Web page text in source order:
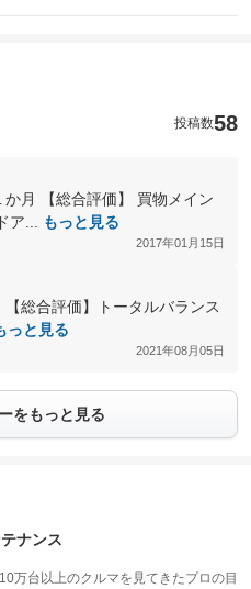
投稿数58
か月 【総合評価】 買物メイン
ア...
もっと見る
2017年01月15日
【総合評価】トータルバランス
っと見る
2021年08月05日
をもっと見る
ナンス
万台以上のクルマを見てきたプロの目